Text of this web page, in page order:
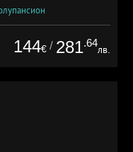
144€ / 281.64
лв.